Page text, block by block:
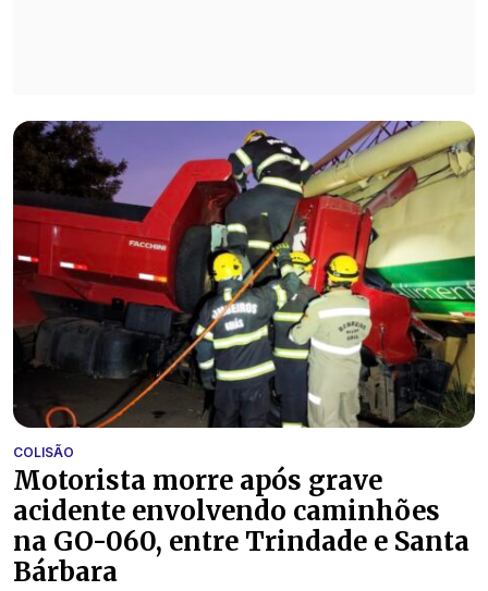
COLISÃO
Motorista morre após grave
acidente envolvendo caminhões
na GO-060, entre Trindade e Santa
Bárbara